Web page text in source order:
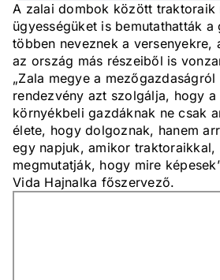
A zalai dombok között traktoraik
ügyességüket is bemutathatták
többen neveznek a versenyekre,
az ország más részeiből is
„Zala megye a mezőgazdaságról
rendezvény azt szolgálja, hogy a
környékbeli gazdáknak ne csak
élete, hogy dolgoznak, hanem
egy napjuk, amikor traktoraikkal,
megmutatják, hogy mire
Vida Hajnalka főszervező.